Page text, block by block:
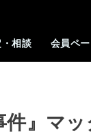
相談 会員ペ
件』マ